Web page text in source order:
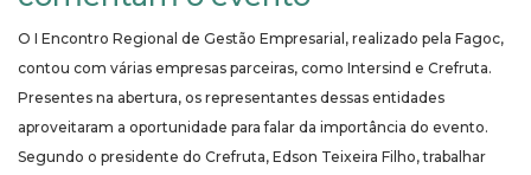
O I Encontro Regional de Gestão Empresarial, realizado pela Fagoc,
contou com várias empresas parceiras, como Intersind e Crefruta.
Presentes na abertura, os representantes dessas entidades
aproveitaram a oportunidade para falar da importância do evento.
Segundo o presidente do Crefruta, Edson Teixeira Filho, trabalhar